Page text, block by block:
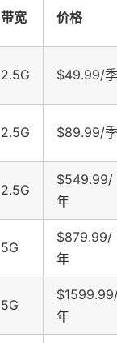
带宽 价格
2.5G $49.99/季
2.5G $89.99/季
2.5G
$549.99/
年
5G
$879.99/
年
5G
年